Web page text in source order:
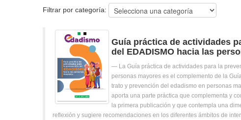
Filtrar por categoría:
Guía práctica de actividades
del EDADISMO hacia las
La Guía práctica de actividades para la
personas mayores es el complemento de la
trato y prevención del edadismo en personas
aporta una parte práctica que complementa y
la primera publicación y que contempla una
reflexión y sugiere recomendaciones en los diferentes ámbitos de